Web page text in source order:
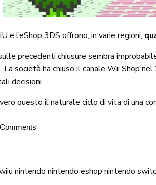
e l’eShop 3DS offrono, in varie regioni,
precedenti chiusure sembra
La società ha chiuso il canale Wii Shop
decisioni.
questo il naturale ciclo di vita di una
nintendo nintendo eshop nintendo